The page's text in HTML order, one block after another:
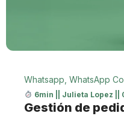
Whatsapp WhatsApp
6min Julieta Lopez
Gestión de